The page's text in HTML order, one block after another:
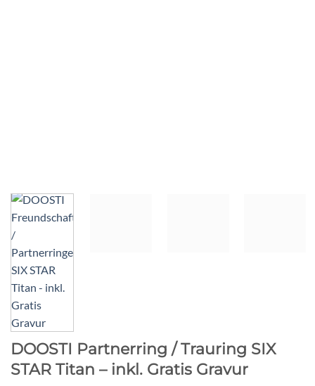
DOOSTI Partnerring / Trauring SIX
STAR Titan – inkl. Gratis Gravur